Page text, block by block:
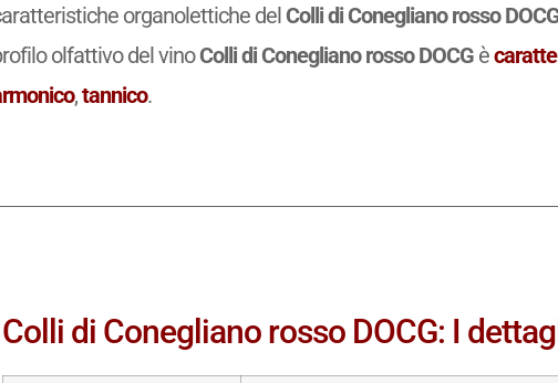
organolettiche del Colli di Conegliano rosso
olfattivo del vinoColli di Conegliano rosso DOCG è
,tannico.
Colli di Conegliano rosso DOCG: I